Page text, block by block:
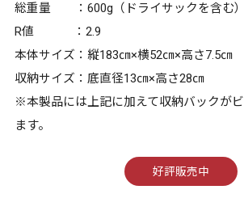
総重量 ：600g（ドライサックを含む）
R値 ：2.9
本体サイズ：縦183㎝×横52㎝×高さ7.5㎝
収納サイズ：底直径13㎝×高さ28㎝
※本製品には上記に加えて収納バックが
ます。
好評販売中